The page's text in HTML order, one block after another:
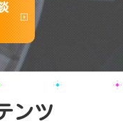
ンツ